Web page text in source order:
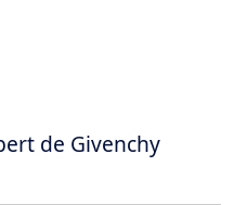
de Givenchy